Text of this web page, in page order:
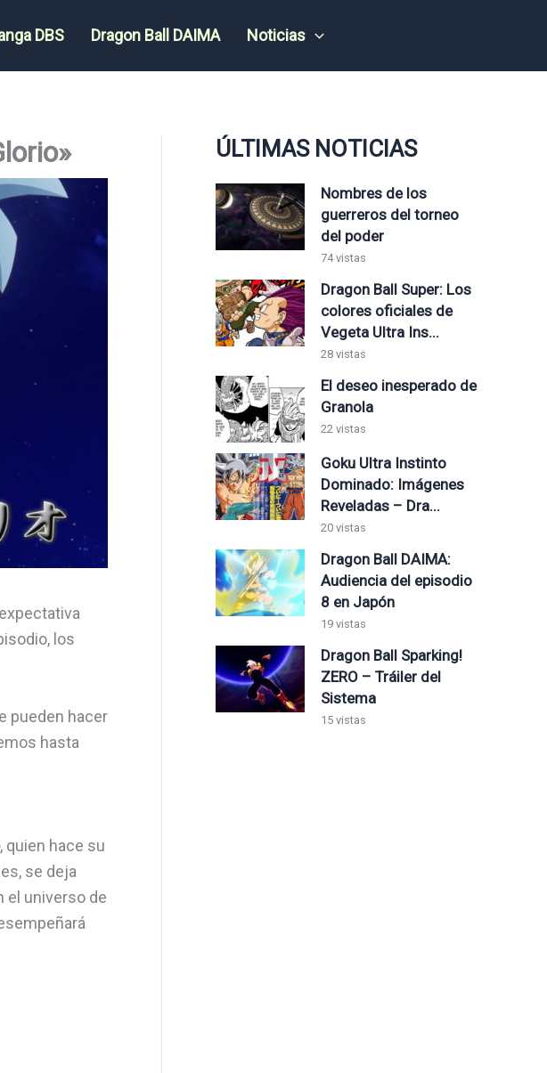
DBS Dragon Ball DAIMA Noticias
los
pueden hacer
hasta
, quien hace su
se deja
el universo de
ÚLTIMAS NOTICIAS
Nombres de los
guerreros del torneo
del poder
74 vistas
Dragon Ball Super: Los
colores oficiales de
Vegeta Ultra Ins...
28 vistas
El deseo inesperado de
Granola
22 vistas
Goku Ultra Instinto
Dominado: Imágenes
Reveladas – Dra...
20 vistas
Dragon Ball DAIMA:
Audiencia del episodio
8 en Japón
19 vistas
Dragon Ball Sparking!
ZERO – Tráiler del
Sistema
15 vistas